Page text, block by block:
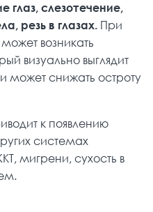
слезотечение,
резь в глазах. При
возникать
визуально выглядит
может снижать остроту
к появлению
системах
мигрени, сухость в